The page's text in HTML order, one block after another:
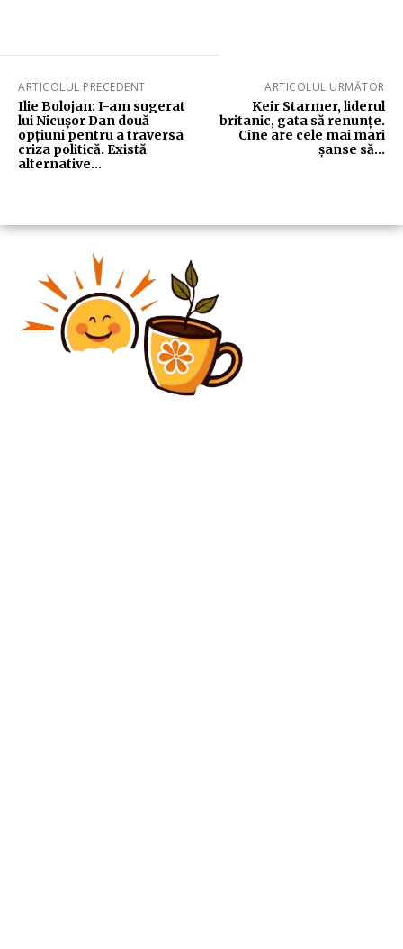
ARTICOLUL PRECEDENT
Ilie Bolojan: I-am sugerat
lui Nicușor Dan două
opțiuni pentru a traversa
criza politică. Există
alternative…
ARTICOLUL URMĂTOR
Keir Starmer, liderul
britanic, gata să renunțe.
Cine are cele mai mari
șanse să…